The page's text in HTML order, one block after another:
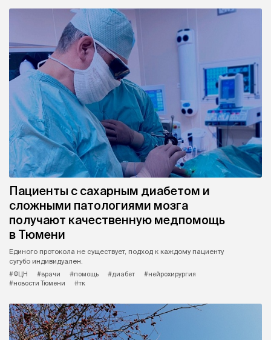
Пациенты с сахарным диабетом и
сложными патологиями мозга
получают качественную медпомощь
в Тюмени
Единого протокола не существует, подход к каждому пациенту
сугубо индивидуален.
#ФЦН
#врачи #помощь #диабет
#нейрохирургия
#новости Тюмени
#тк